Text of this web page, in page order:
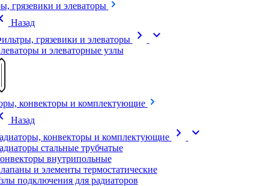
грязевики и элеваторы
Назад
грязевики и элеваторы
chevron_right expand_more
и элеваторные узлы
конвекторы и комплектующие
Назад
конвекторы и комплектующие
chevron_right expand_more
стальные трубчатые
внутрипольные
и элементы термостатические
подключения для радиаторов